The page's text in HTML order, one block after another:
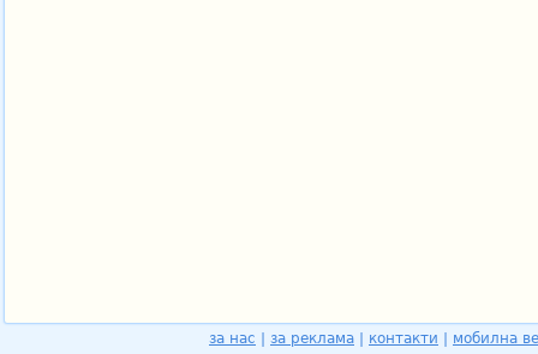
за нас за реклама контакти
мобилна